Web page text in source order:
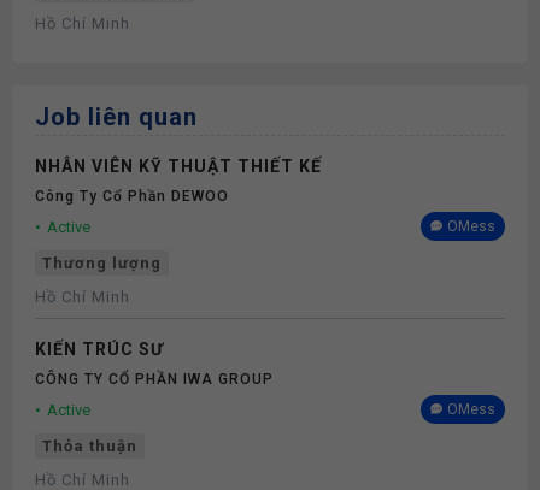
Hồ Chí Minh
Job liên quan
NHÂN VIÊN KỸ THUẬT THIẾT KẾ
Công Ty Cổ Phần DEWOO
Active OMess
Thương lượng
Hồ Chí Minh
KIẾN TRÚC SƯ
CÔNG TY CỔ PHẦN IWA GROUP
Active OMess
Thỏa thuận
Hồ Chí Minh